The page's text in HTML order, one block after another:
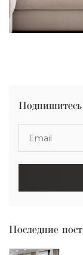
Email
Последние